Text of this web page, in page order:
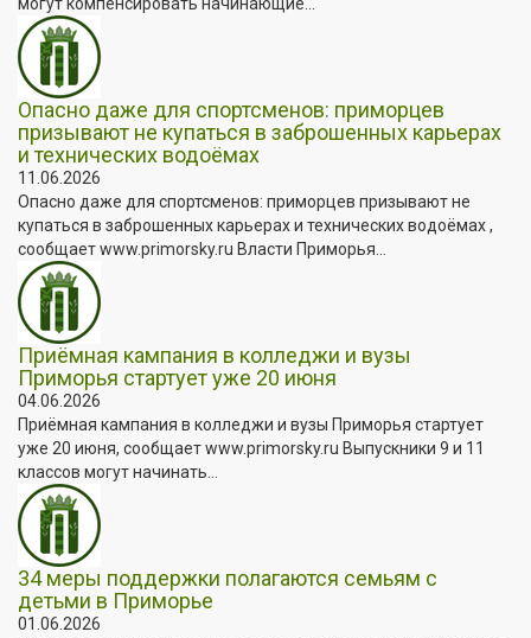
Опасно даже для спортсменов: приморцев
призывают не купаться в заброшенных карьерах
и технических водоёмах
11.06.2026
Опасно даже для спортсменов: приморцев призывают не
купаться в заброшенных карьерах и технических водоёмах ,
сообщает www.primorsky.ru Власти Приморья...
Приёмная кампания в колледжи и вузы
Приморья стартует уже 20 июня
04.06.2026
Приёмная кампания в колледжи и вузы Приморья стартует
уже 20 июня, сообщает www.primorsky.ru Выпускники 9 и 11
классов могут начинать...
34 меры поддержки полагаются семьям с
детьми в Приморье
01.06.2026